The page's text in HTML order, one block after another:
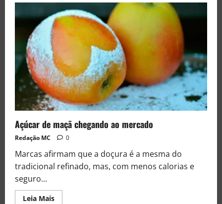
Açúcar de maçã chegando ao mercado
Redação MC 0
Marcas afirmam que a doçura é a mesma do
tradicional refinado, mas, com menos calorias e
seguro...
Leia Mais